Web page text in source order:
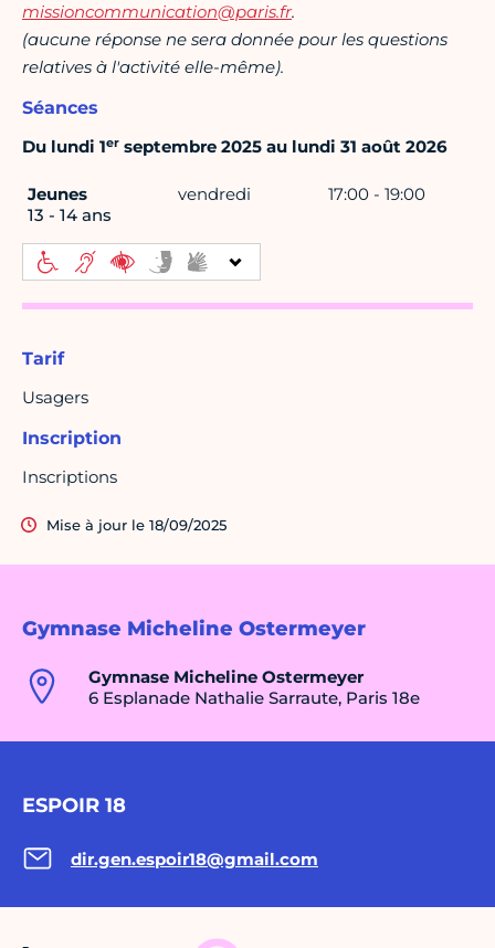
Gymnase Micheline Ostermeyer
Gymnase Micheline Ostermeyer
6 Esplanade Nathalie Sarraute, Paris 18e
ESPOIR 18
dir.gen.espoir18@gmail.com
missioncommunication@paris.fr.
(aucune réponse ne sera donnée pour les questions
relatives à l'activité elle-même).
Séances
Du lundi 1er septembre 2025 au lundi 31 août 2026
Jeunes
13 - 14 ans
vendredi 17:00 - 19:00
Tarif
Usagers
Inscription
Inscriptions
Mise à jour le 18/09/2025